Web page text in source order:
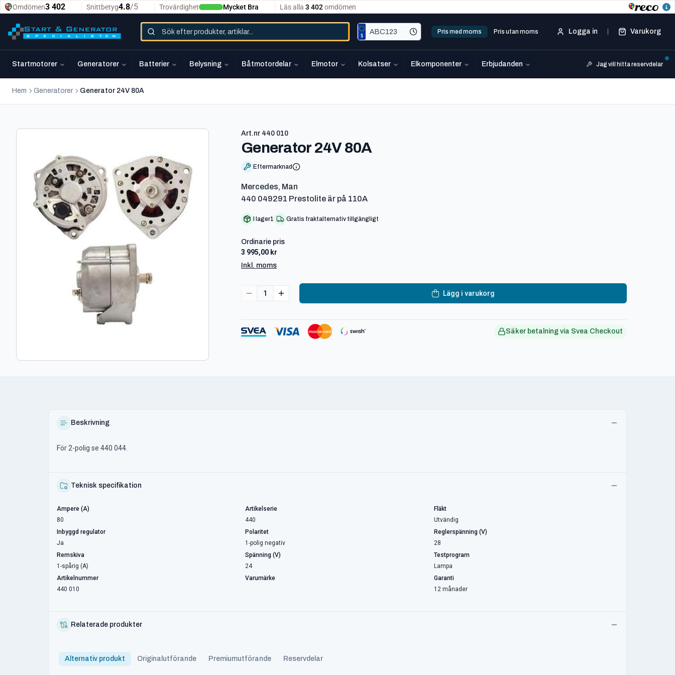
Pris med moms Pris utan moms Logga in Varukorg
Startmotorer Generatorer Batterier Belysning Båtmotordelar Elmotor Kolsatser Elkomponenter Erbjudanden Jag vill hitta reservdelar
Hem Generatorer Generator 24V 80A
Art.nr 440 010
Generator 24V 80A-
Eftermarknad
Mercedes, Man
440 049291 Prestolite är på 110A
I lager1 Gratis fraktalternativ tillgängligt
Ordinarie pris
3 995,00 kr
Inkl. moms
1 Lägg i varukorg
Säker betalning via Svea Checkout
Beskrivning
För 2-polig se 440 044.
Teknisk specifikation
Ampere (A)
80
Artikelserie
440
Fläkt
Utvändig
Inbyggd regulator
Ja
Polaritet
1-polig negativ
Reglerspänning (V)
28
Remskiva
1-spårig (A)
Spänning (V)
24
Testprogram
Lampa
Artikelnummer
440 010
Varumärke
Garanti
12 månader
Relaterade produkter
Alternativ produkt Originalutförande Premiumutförande Reservdelar